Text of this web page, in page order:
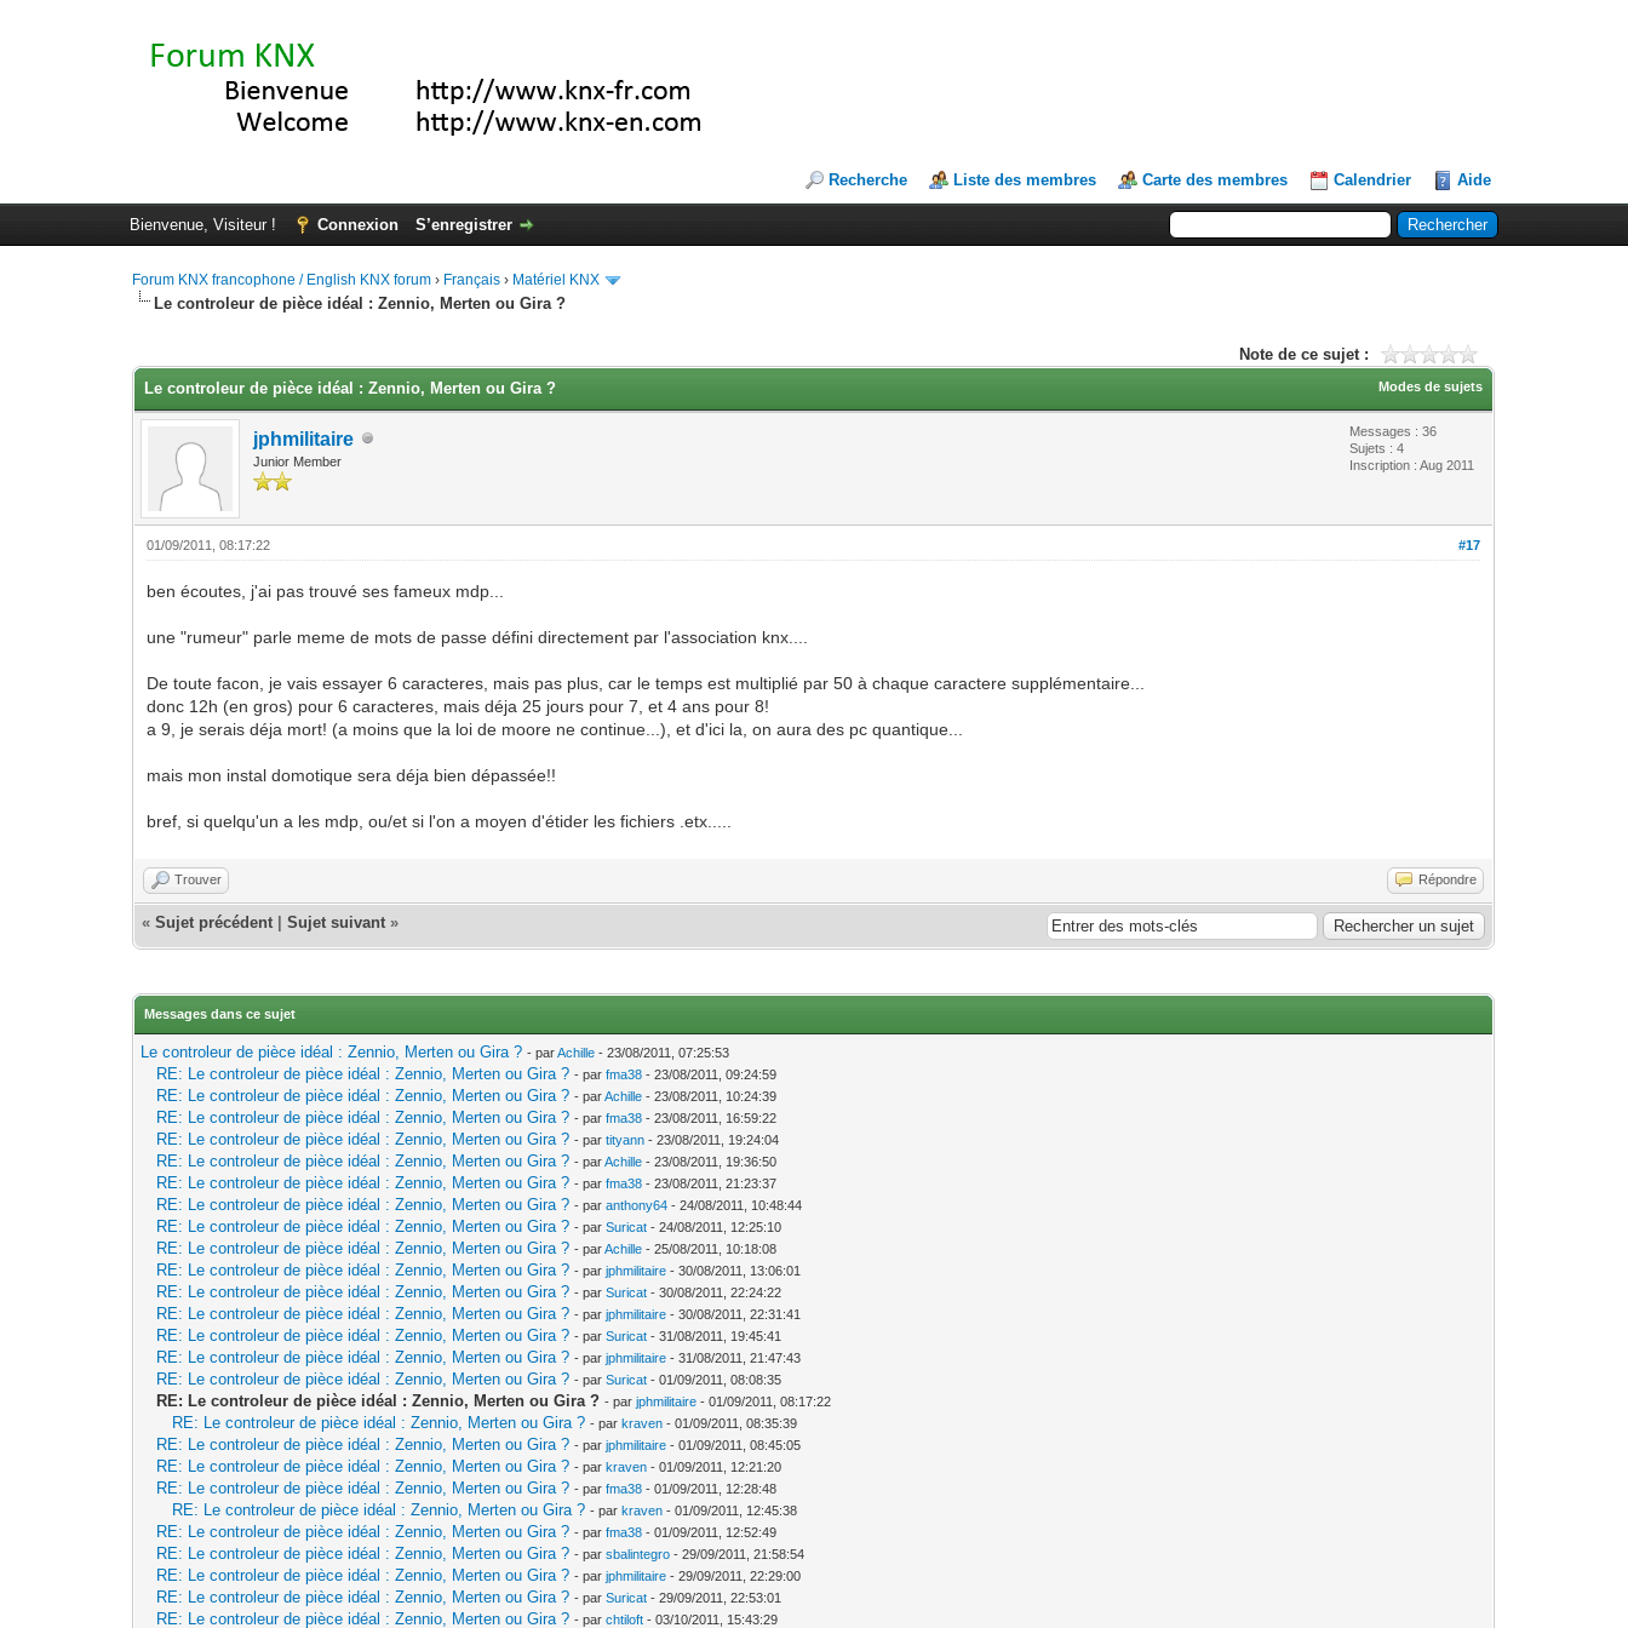
Recherche Liste des membres Carte des membres Calendrier Aide
Bienvenue, Visiteur ! Connexion S’enregistrer
Forum KNX francophone / English KNX forum › Français › Matériel KNX
Le controleur de pièce idéal : Zennio, Merten ou Gira ?
Note de ce sujet :
Modes de sujets
Le controleur de pièce idéal : Zennio, Merten ou Gira ?
jphmilitaire
Junior Member
Messages : 36
Sujets : 4
Inscription : Aug 2011
#17
01/09/2011, 08:17:22
ben écoutes, j'ai pas trouvé ses fameux mdp...
une "rumeur" parle meme de mots de passe défini directement par l'association knx....
De toute facon, je vais essayer 6 caracteres, mais pas plus, car le temps est multiplié par 50 à chaque caractere supplémentaire...
donc 12h (en gros) pour 6 caracteres, mais déja 25 jours pour 7, et 4 ans pour 8!
a 9, je serais déja mort! (a moins que la loi de moore ne continue...), et d'ici la, on aura des pc quantique...
mais mon instal domotique sera déja bien dépassée!!
bref, si quelqu'un a les mdp, ou/et si l'on a moyen d'étider les fichiers .etx.....
Trouver Répondre
«Sujet précédent |Sujet suivant »
Messages dans ce sujet
Le controleur de pièce idéal : Zennio, Merten ou Gira ? - parAchille - 23/08/2011, 07:25:53
RE: Le controleur de pièce idéal : Zennio, Merten ou Gira ? - parfma38 - 23/08/2011, 09:24:59
RE: Le controleur de pièce idéal : Zennio, Merten ou Gira ? - parAchille - 23/08/2011, 10:24:39
RE: Le controleur de pièce idéal : Zennio, Merten ou Gira ? - parfma38 - 23/08/2011, 16:59:22
RE: Le controleur de pièce idéal : Zennio, Merten ou Gira ? - partityann - 23/08/2011, 19:24:04
RE: Le controleur de pièce idéal : Zennio, Merten ou Gira ? - parAchille - 23/08/2011, 19:36:50
RE: Le controleur de pièce idéal : Zennio, Merten ou Gira ? - parfma38 - 23/08/2011, 21:23:37
RE: Le controleur de pièce idéal : Zennio, Merten ou Gira ? - paranthony64 - 24/08/2011, 10:48:44
RE: Le controleur de pièce idéal : Zennio, Merten ou Gira ? - parSuricat - 24/08/2011, 12:25:10
RE: Le controleur de pièce idéal : Zennio, Merten ou Gira ? - parAchille - 25/08/2011, 10:18:08
RE: Le controleur de pièce idéal : Zennio, Merten ou Gira ? - parjphmilitaire - 30/08/2011, 13:06:01
RE: Le controleur de pièce idéal : Zennio, Merten ou Gira ? - parSuricat - 30/08/2011, 22:24:22
RE: Le controleur de pièce idéal : Zennio, Merten ou Gira ? - parjphmilitaire - 30/08/2011, 22:31:41
RE: Le controleur de pièce idéal : Zennio, Merten ou Gira ? - parSuricat - 31/08/2011, 19:45:41
RE: Le controleur de pièce idéal : Zennio, Merten ou Gira ? - parjphmilitaire - 31/08/2011, 21:47:43
RE: Le controleur de pièce idéal : Zennio, Merten ou Gira ? - parSuricat - 01/09/2011, 08:08:35
RE: Le controleur de pièce idéal : Zennio, Merten ou Gira ? - parjphmilitaire - 01/09/2011, 08:17:22
RE: Le controleur de pièce idéal : Zennio, Merten ou Gira ? - parkraven - 01/09/2011, 08:35:39
RE: Le controleur de pièce idéal : Zennio, Merten ou Gira ? - parjphmilitaire - 01/09/2011, 08:45:05
RE: Le controleur de pièce idéal : Zennio, Merten ou Gira ? - parkraven - 01/09/2011, 12:21:20
RE: Le controleur de pièce idéal : Zennio, Merten ou Gira ? - parfma38 - 01/09/2011, 12:28:48
RE: Le controleur de pièce idéal : Zennio, Merten ou Gira ? - parkraven - 01/09/2011, 12:45:38
RE: Le controleur de pièce idéal : Zennio, Merten ou Gira ? - parfma38 - 01/09/2011, 12:52:49
RE: Le controleur de pièce idéal : Zennio, Merten ou Gira ? - parsbalintegro - 29/09/2011, 21:58:54
RE: Le controleur de pièce idéal : Zennio, Merten ou Gira ? - parjphmilitaire - 29/09/2011, 22:29:00
RE: Le controleur de pièce idéal : Zennio, Merten ou Gira ? - parSuricat - 29/09/2011, 22:53:01
RE: Le controleur de pièce idéal : Zennio, Merten ou Gira ? - parchtiloft - 03/10/2011, 15:43:29